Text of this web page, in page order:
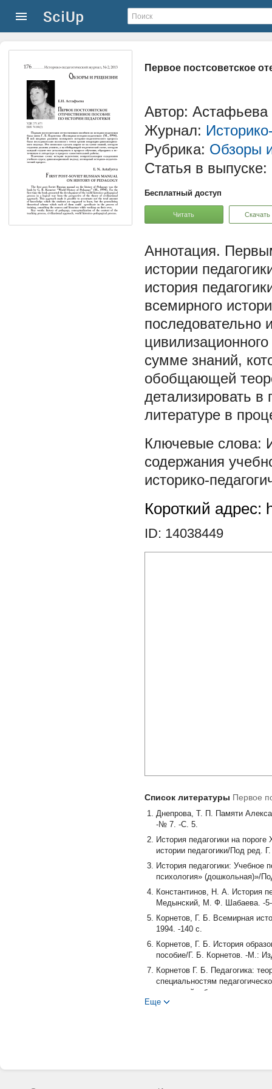
Первое постсоветское
Автор:
Журнал:
Рубрика: Обзоры
Статья в выпуске:
Бесплатный доступ
Читать Скачать
истории
история
всемирного
последовательно
сумме знаний,
обобщающей
детализировать
литературе в
содержания
историко-
Короткий адрес:
ID: 14038449
Список литературы Первое
Днепрова, Т. П. Памяти
-№ 7. -С. 5.
История педагогики на
истории педагогики/Под ред.
История педагогики: Учебное
психология» (дошкольная)»/
Константинов, Н. А. История
Медынский, М. Ф. Шабаева. -
Корнетов, Г. Б. Всемирная
1994. -140 с.
Корнетов, Г. Б. История
пособие/Г. Б. Корнетов. -М.:
Корнетов Г. Б. Педагогика:
специальностям
заведений, обучающихся по
дополненное издание -2008 г.)
Еще